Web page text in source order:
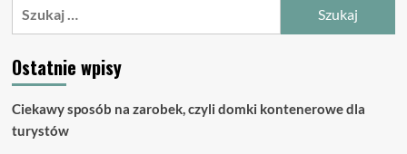
wiele
gości
jak
Ostatnie wpisy
Ciekawy sposób na zarobek, czyli domki kontenerowe dla
turystów